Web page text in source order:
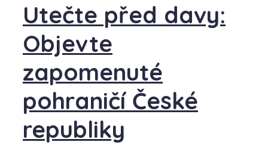
Utečte před davy:
Objevte
zapomenuté
pohraničí České
republiky